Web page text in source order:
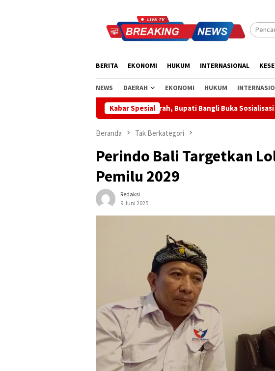
BERITA EKONOMI HUKUM INTERNASIONAL
NEWS DAERAH EKONOMI HUKUM
Kabar Spesial
Sinergi Pusat-Daerah, Bupati Bangli Buka Sosialisasi RUU Satu Data
Beranda Tak Berkategori
Perindo Bali Targetkan
Pemilu 2029
Redaksi
9 Juni 2025